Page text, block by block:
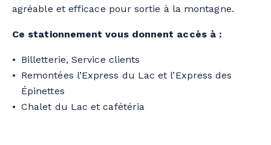
agréable et efficace pour sortie à la montagne.
Ce stationnement vous donnent accès à :
Billetterie, Service clients
Remontées l’Express du Lac et l’Express des
Épinettes
Chalet du Lac et cafétéria